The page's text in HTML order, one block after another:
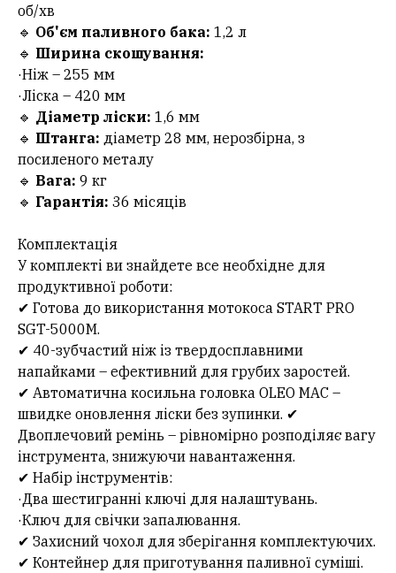
об/хв
🔹 Об'єм паливного бака: 1,2 л
🔹 Ширина скошування:
·Ніж – 255 мм
·Ліска – 420 мм
🔹 Діаметр ліски: 1,6 мм
🔹 Штанга: діаметр 28 мм, нерозбірна, з
посиленого металу
🔹 Вага: 9 кг
🔹 Гарантія: 36 місяців
Комплектація
У комплекті ви знайдете все необхідне для
продуктивної роботи:
✔ Готова до використання мотокоса START PRO
SGT-5000M.
✔ 40-зубчастий ніж із твердосплавними
напайками – ефективний для грубих заростей.
✔ Автоматична косильна головка OLEO MAC –
швидке оновлення ліски без зупинки. ✔
Двоплечовий ремінь – рівномірно розподіляє вагу
інструмента, знижуючи навантаження.
✔ Набір інструментів:
·Два шестигранні ключі для налаштувань.
·Ключ для свічки запалювання.
✔ Захисний чохол для зберігання комплектуючих.
✔ Контейнер для приготування паливної суміші.